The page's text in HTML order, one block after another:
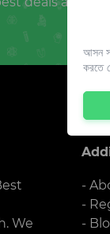
We
-
-
-
আসন
করতে